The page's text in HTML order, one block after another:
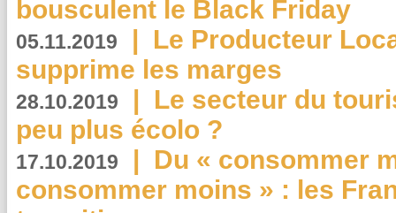
bousculent le Black Friday
05.11.2019 | Le Producteur
supprime les marges
28.10.2019 | Le secteur du
peu plus écolo ?
17.10.2019 | Du « consommer
consommer moins » : les